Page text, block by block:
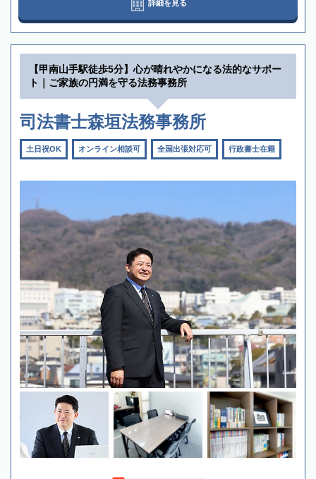
詳細を見る
【甲南山手駅徒歩5分】心が晴れやかになる法的なサポー
ト｜ご家族の円満を守る法務事務所
司法書士森垣法務事務所
土日祝OK オンライン相談可 全国出張対応可 行政書士在籍